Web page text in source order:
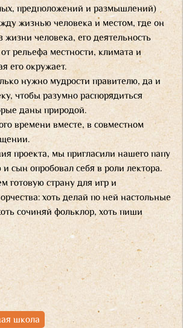
предположений и размышлений)
жизнью человека и местом, где он
жизни человека, его деятельность
рельефа местности, климата и
его окружает.
нужно мудрости правителю, да и
чтобы разумно распорядиться
даны природой.
времени вместе, в совместном
проекта, мы пригласили нашего папу
сын опробовал себя в роли лектора.
готовую страну для игр и
хоть делай по ней настольные
сочиняй фольклор, хоть пиши
школа